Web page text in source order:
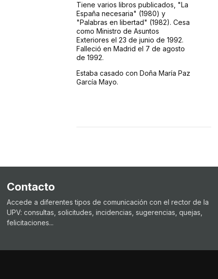
Tiene varios libros publicados, "La
España necesaria" (1980) y
"Palabras en libertad" (1982). Cesa
como Ministro de Asuntos
Exteriores el 23 de junio de 1992.
Falleció en Madrid el 7 de agosto
de 1992.
Estaba casado con Doña María Paz
García Mayo.
Contacto
Accede a diferentes tipos de comunicación con el rector de la
UPV: consultas, solicitudes, incidencias, sugerencias, quejas,
felicitaciones...